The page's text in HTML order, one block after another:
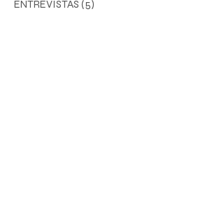
ENTREVISTAS (5)